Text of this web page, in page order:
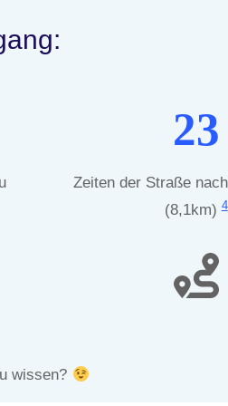
23
Zeiten der Straße
(8,1km)4
wissen?